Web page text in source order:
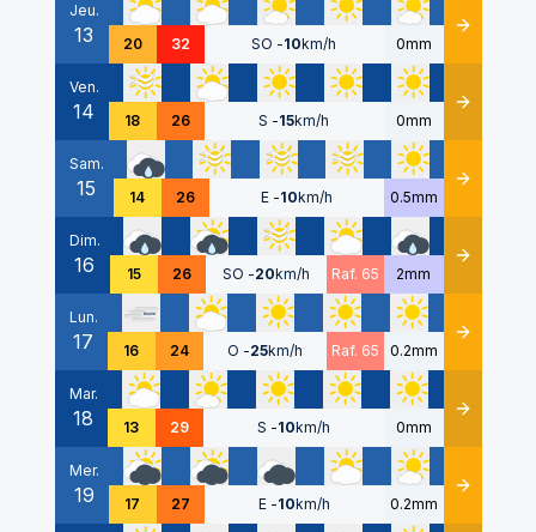
Jeu.
13 20 32 SO -10km/h 0mm Détails
Ven.
14 18 26 S -15km/h 0mm Détails
Sam.
15 14 26 E -10km/h 0.5mm Détails
Dim.
16 15 26 SO -20km/h Raf. 65 2mm Détails
Lun.
17 16 24 O -25km/h Raf. 65 0.2mm Détails
Mar.
18 13 29 S -10km/h 0mm Détails
Mer.
19 17 27 E -10km/h 0.2mm Détails